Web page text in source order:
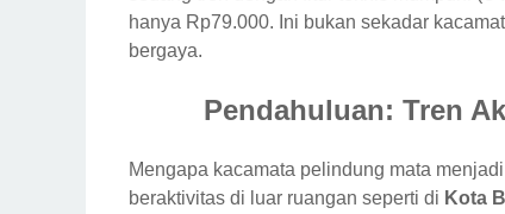
hanya Rp79.000. Ini bukan sekadar
bergaya.
Pendahuluan: Tren
Mengapa kacamata pelindung mata
beraktivitas di luar ruangan seperti di Kota